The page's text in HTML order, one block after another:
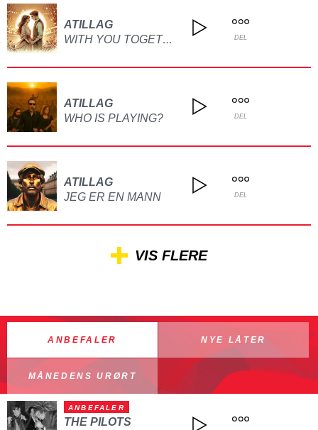
ATILLAG
WITH YOU TOGETHER DEL
ATILLAG
WHO IS PLAYING?
DEL
ATILLAG
JEG ER EN MANN
DEL
VIS FLERE
ANBEFALER NYE LÅTER
MÅNEDENS URØRT
ANBEFALER
THE PILOTS